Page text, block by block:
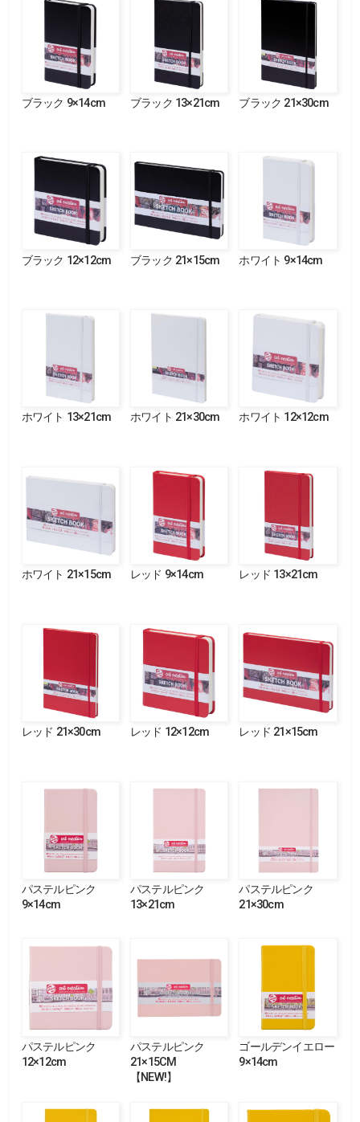
ブラック 9×14cm ブラック 13×21cm ブラック 21×30cm
ブラック 12×12cm ブラック 21×15cm ホワイト 9×14cm
ホワイト 13×21cm ホワイト 21×30cm ホワイト 12×12cm
ホワイト 21×15cm レッド 9×14cm レッド 13×21cm
レッド 21×30cm レッド 12×12cm レッド 21×15cm
パステルピンク
9×14cm
パステルピンク
13×21cm
パステルピンク
21×30cm
パステルピンク
12×12cm
パステルピンク
21×15CM
【NEW!】
ゴールデンイエロー
9×14cm